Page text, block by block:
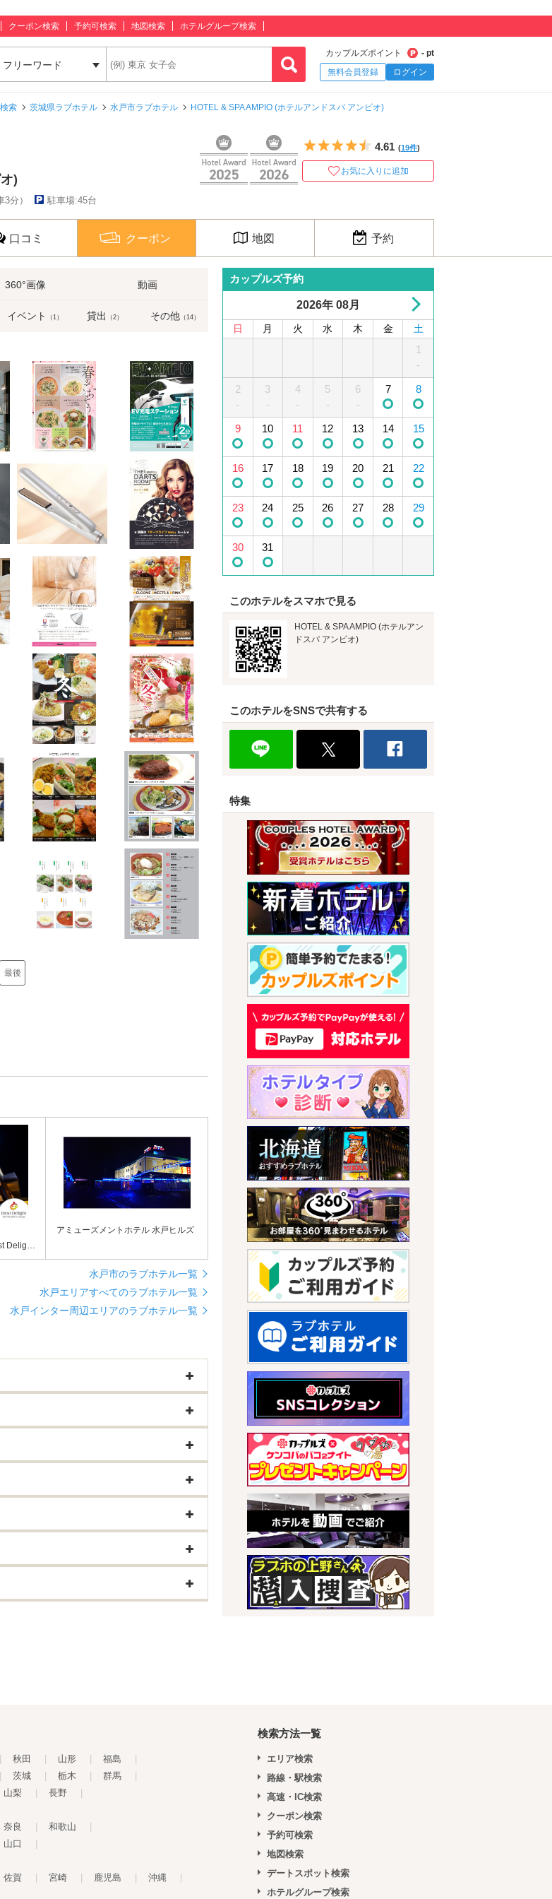
クーポン検索 予約可検索 地図検索 ホテルグループ検索
フリーワード
カップルズポイント
- pt
無料会員登録
ログイン
索 茨城県ラブホテル 水戸市ラブホテル
HOTEL & SPA AMPIO (ホテルアンドスパ アンピオ)
)
分） 駐車場:45台
5つ星のうち4.5
4.61 (19件)
お気に入りに追加
口コミ クーポン 地図 予約
360°画像 動画
イベント （1） 貸出 （2） その他（14）
最後
うち4
HOTEL LOTUS 水戸店 【Best Delight Group】
アミューズメントホテル 水戸ヒルズ
水戸市のラブホテル一覧
水戸エリアすべてのラブホテル一覧
水戸インター周辺エリアのラブホテル一覧
カップルズ予約
2026年 08月
日 月 火 水 木 金 土
1
-
2
-
3
-
4
-
5
-
6
-
7 8
9 10 11 12 13 14 15
16 17 18 19 20 21 22
23 24 25 26 27 28 29
30 31
5
6 7 8 9 10 11 12
13 14 15 16 17 18 19
20 21 22 23 24 25 26
27 28 29 30
このホテルをスマホで見る
HOTEL & SPA AMPIO (ホテルアン
ドスパ アンピオ)
このホテルをSNSで共有する
特集
秋田 山形 福島
茨城 栃木 群馬
山梨 長野
奈良 和歌山
山口
佐賀 宮崎 鹿児島 沖縄
検索方法一覧
エリア検索
路線・駅検索
高速・IC検索
クーポン検索
予約可検索
地図検索
デートスポット検索
ホテルグループ検索